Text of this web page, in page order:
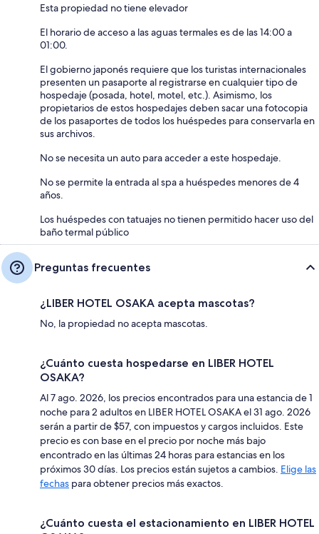
Esta propiedad no tiene elevador
El horario de acceso a las aguas termales es de las 14:00 a
01:00.
El gobierno japonés requiere que los turistas internacionales
presenten un pasaporte al registrarse en cualquier tipo de
hospedaje (posada, hotel, motel, etc.). Asimismo, los
propietarios de estos hospedajes deben sacar una fotocopia
de los pasaportes de todos los huéspedes para conservarla en
sus archivos.
No se necesita un auto para acceder a este hospedaje.
No se permite la entrada al spa a huéspedes menores de 4
años.
Los huéspedes con tatuajes no tienen permitido hacer uso del
baño termal público
Preguntas frecuentes
¿LIBER HOTEL OSAKA acepta mascotas?
No, la propiedad no acepta mascotas.
¿Cuánto cuesta hospedarse en LIBER HOTEL
OSAKA?
Al 7 ago. 2026, los precios encontrados para una estancia de 1
noche para 2 adultos en LIBER HOTEL OSAKA el 31 ago. 2026
serán a partir de $57, con impuestos y cargos incluidos. Este
precio es con base en el precio por noche más bajo
encontrado en las últimas 24 horas para estancias en los
próximos 30 días. Los precios están sujetos a cambios. Elige las
fechas para obtener precios más exactos.
¿Cuánto cuesta el estacionamiento en LIBER HOTEL